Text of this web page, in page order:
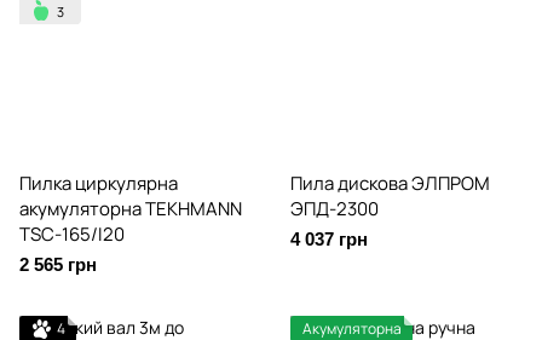
Пилка циркулярна
акумуляторна TEKHMANN
TSC-165/I20
2 565 грн
Пила дискова ЭЛПРОМ
ЭПД-2300
4 037 грн
4
Акумуляторна